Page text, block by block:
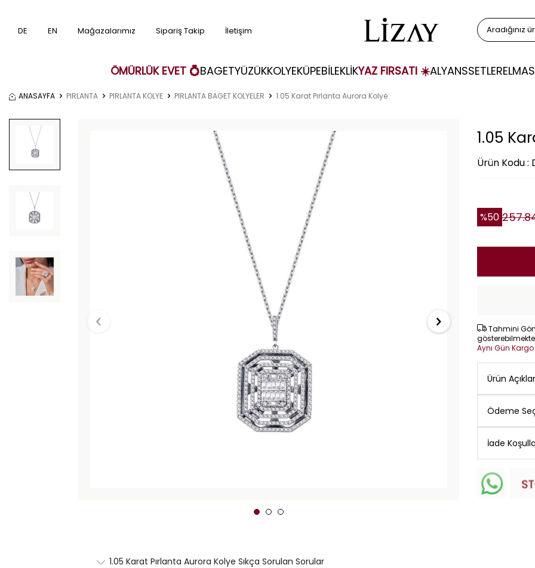
DE EN Mağazalarımız Sipariş Takip İletişim
ÖMÜRLÜK EVET 💍BAGETYÜZÜKKOLYEKÜPEBİLEKLİKYAZ FIRSATI ☀️ALYANSSETLERELMAS
ANASAYFA PIRLANTA PIRLANTA KOLYE PIRLANTA BAGET KOLYELER 1.05 Karat Pırlanta Aurora Kolye
1.05
Ürün Kodu :
%50
Tahmini
Aynı Gün Kargo
Ürün
Ödeme
İade
1.05 Karat Pırlanta Aurora Kolye Sıkça Sorulan Sorular